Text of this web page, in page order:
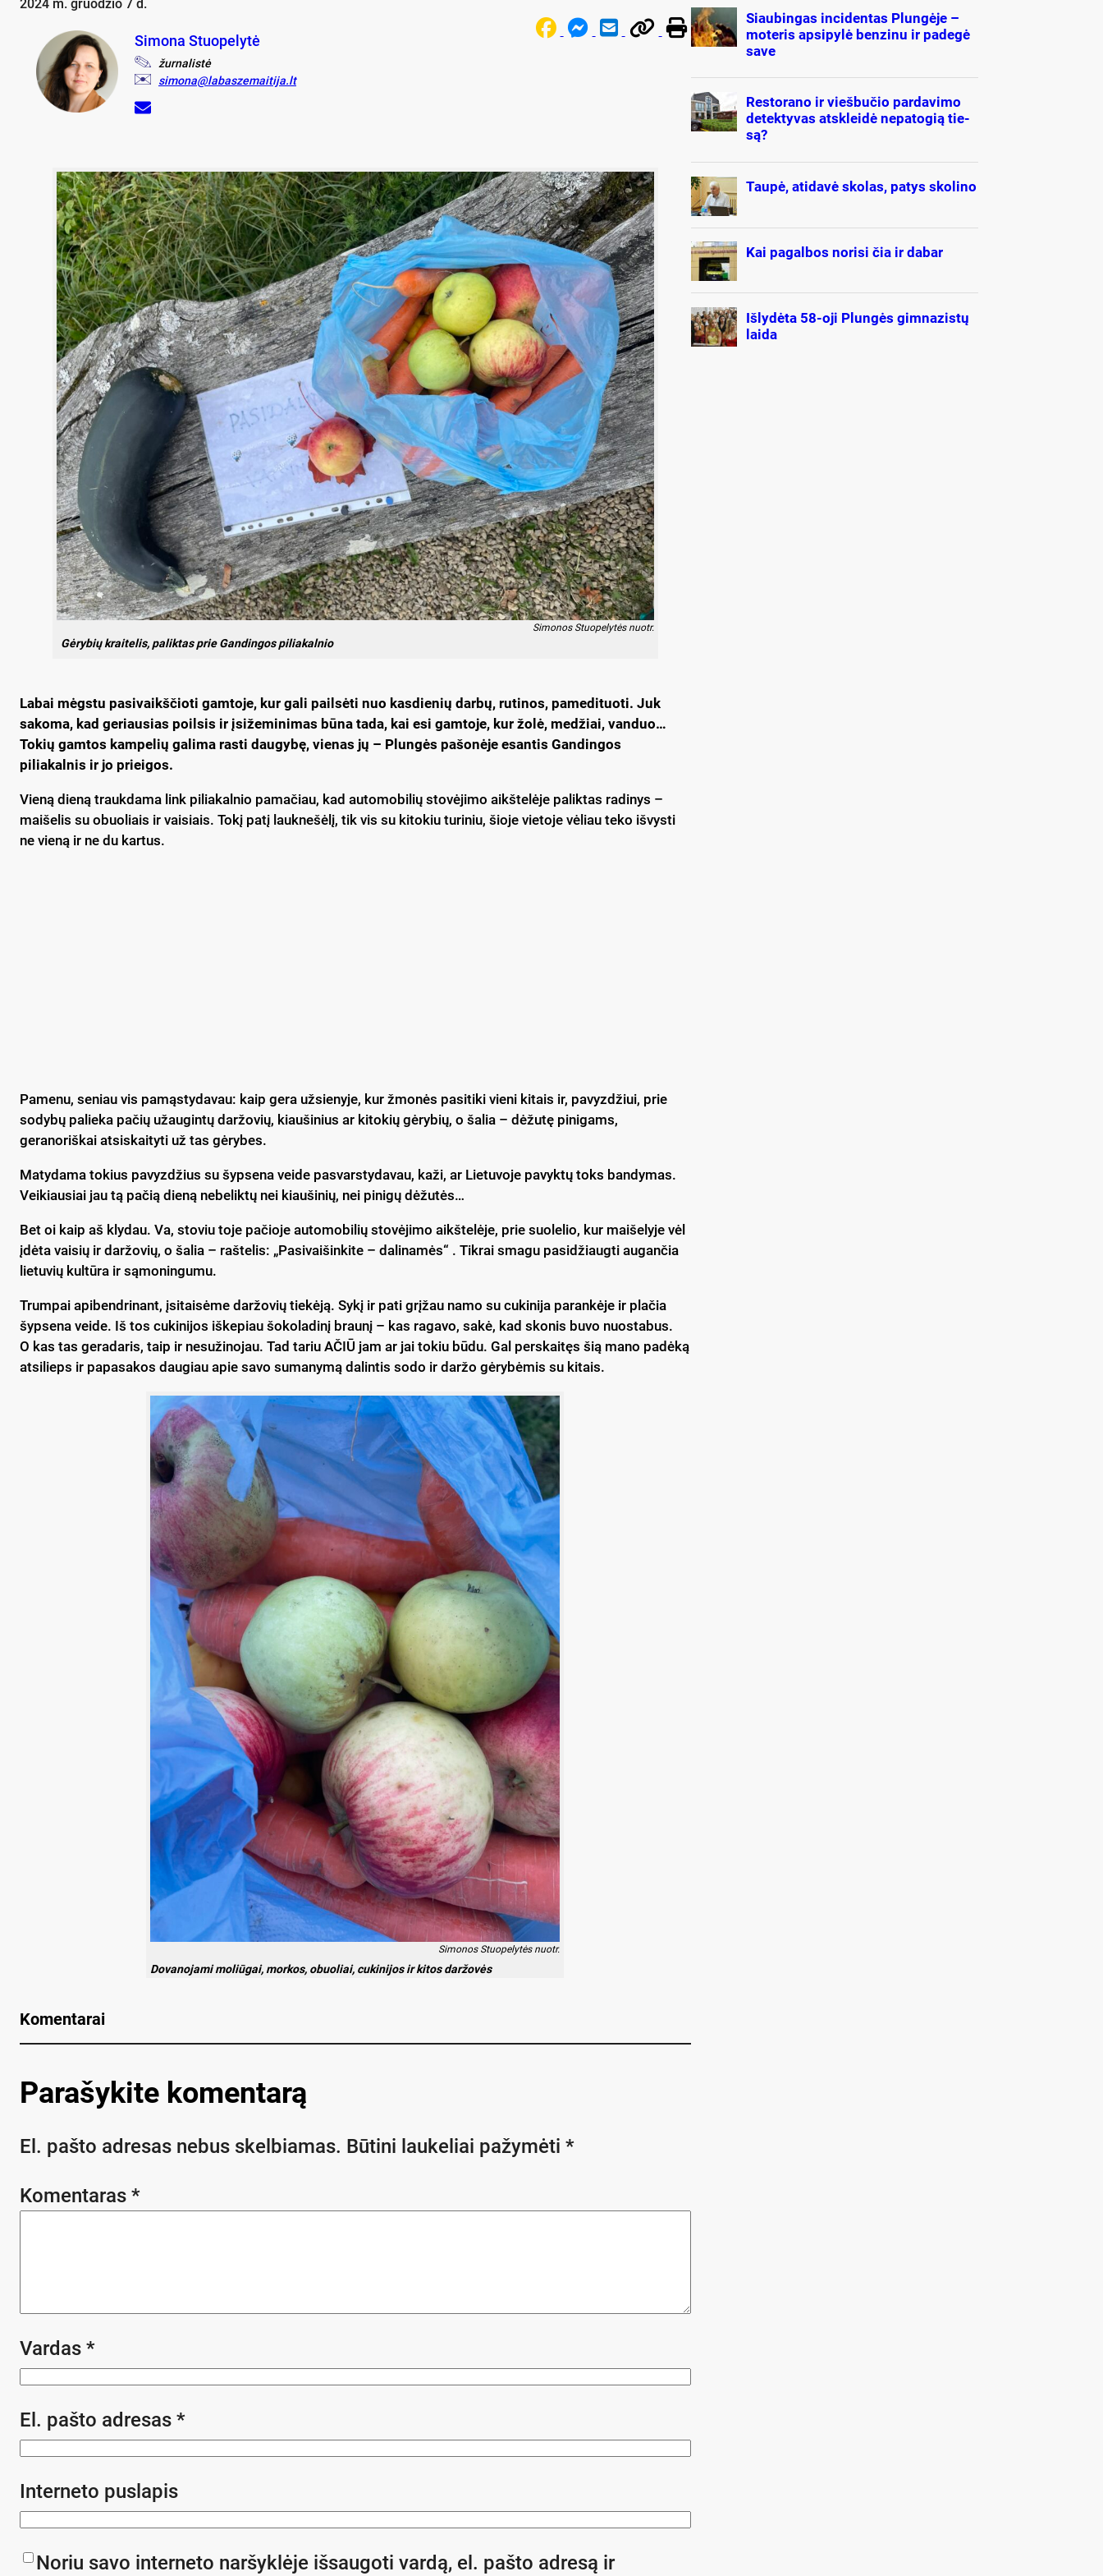
2024 m. gruodžio 7 d.
Simona Stuopelytė
žurnalistė
simona@labaszemaitija.lt
Simonos Stuopelytės nuotr.
Gėrybių kraitelis, paliktas prie Gandingos piliakalnio
Labai mėgstu pasivaikščioti gamtoje, kur gali pailsėti nuo kasdienių darbų, rutinos, pamedituoti. Juk
sakoma, kad geriausias poilsis ir įsižeminimas būna tada, kai esi gamtoje, kur žolė, medžiai, vanduo…
Tokių gamtos kampelių galima rasti daugybę, vienas jų – Plungės pašonėje esantis Gandingos
piliakalnis ir jo prieigos.
Vieną dieną traukdama link piliakalnio pamačiau, kad automobilių stovėjimo aikštelėje paliktas radinys –
maišelis su obuoliais ir vaisiais. Tokį patį lauknešėlį, tik vis su kitokiu turiniu, šioje vietoje vėliau teko išvysti
ne vieną ir ne du kartus.
Pamenu, seniau vis pamąstydavau: kaip gera užsienyje, kur žmonės pasitiki vieni kitais ir, pavyzdžiui, prie
sodybų palieka pačių užaugintų daržovių, kiaušinius ar kitokių gėrybių, o šalia – dėžutę pinigams,
geranoriškai atsiskaityti už tas gėrybes.
Matydama tokius pavyzdžius su šypsena veide pasvarstydavau, kaži, ar Lietuvoje pavyktų toks bandymas.
Veikiausiai jau tą pačią dieną nebeliktų nei kiaušinių, nei pinigų dėžutės…
Bet oi kaip aš klydau. Va, stoviu toje pačioje automobilių stovėjimo aikštelėje, prie suolelio, kur maišelyje vėl
įdėta vaisių ir daržovių, o šalia – raštelis: „Pasivaišinkite – dalinamės“ . Tikrai smagu pasidžiaugti augančia
lietuvių kultūra ir sąmoningumu.
Trumpai apibendrinant, įsitaisėme daržovių tiekėją. Sykį ir pati grįžau namo su cukinija parankėje ir plačia
šypsena veide. Iš tos cukinijos iškepiau šokoladinį braunį – kas ragavo, sakė, kad skonis buvo nuostabus.
O kas tas geradaris, taip ir nesužinojau. Tad tariu AČIŪ jam ar jai tokiu būdu. Gal perskaitęs šią mano padėką
atsilieps ir papasakos daugiau apie savo sumanymą dalintis sodo ir daržo gėrybėmis su kitais.
Simonos Stuopelytės nuotr.
Dovanojami moliūgai, morkos, obuoliai, cukinijos ir kitos daržovės
Komentarai
Parašykite komentarą
El. pašto adresas nebus skelbiamas. Būtini laukeliai pažymėti *
Komentaras *
Vardas *
El. pašto adresas *
Interneto puslapis
Noriu savo interneto naršyklėje išsaugoti vardą, el. pašto adresą ir